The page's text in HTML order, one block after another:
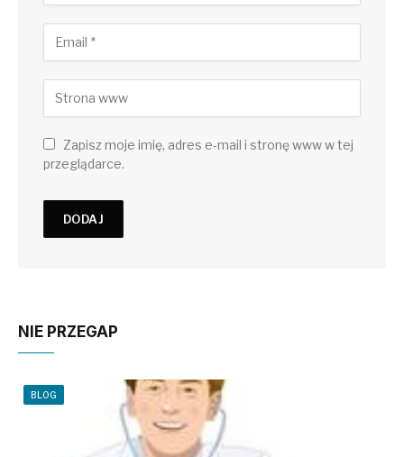
Zapisz moje imię, adres e-mail i stronę www w tej
przeglądarce.
NIE PRZEGAP
BLOG